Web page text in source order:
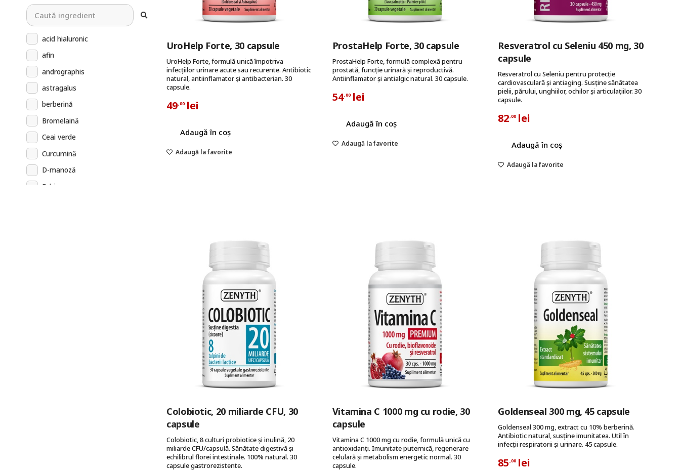
acid hialuronic
afin
andrographis
astragalus
berberină
Bromelaină
Ceai verde
Curcumină
D-manoză
Echinacea
UroHelp Forte, 30 capsule
UroHelp Forte, formulă unică împotriva
infecțiilor urinare acute sau recurente. Antibiotic
natural, antiinflamator și antibacterian. 30
capsule.
49,00 lei
Adaugă în coș
Adaugă la favorite
ProstaHelp Forte, 30 capsule
ProstaHelp Forte, formulă complexă pentru
prostată, funcție urinară și reproductivă.
Antiinflamator și antialgic natural. 30 capsule.
54,00 lei
Adaugă în coș
Adaugă la favorite
Resveratrol cu Seleniu 450 mg, 30
capsule
Resveratrol cu Seleniu pentru protecție
cardiovasculară și antiaging. Susține sănătatea
pielii, părului, unghiilor, ochilor și articulațiilor. 30
capsule.
82,00 lei
Adaugă în coș
Adaugă la favorite
Colobiotic, 20 miliarde CFU, 30
capsule
Colobiotic, 8 culturi probiotice și inulină, 20
miliarde CFU/capsulă. Sănătate digestivă și
echilibrul florei intestinale. 100% natural. 30
capsule gastrorezistente.
Vitamina C 1000 mg cu rodie, 30
capsule
Vitamina C 1000 mg cu rodie, formulă unică cu
antioxidanți. Imunitate puternică, regenerare
celulară și metabolism energetic normal. 30
capsule.
Goldenseal 300 mg, 45 capsule
Goldenseal 300 mg, extract cu 10% berberină.
Antibiotic natural, susține imunitatea. Util în
infecții respiratorii și urinare. 45 capsule.
85,00 lei